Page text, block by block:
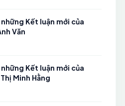
Kết luận mới của
Văn
Kết luận mới của
Minh Hằng